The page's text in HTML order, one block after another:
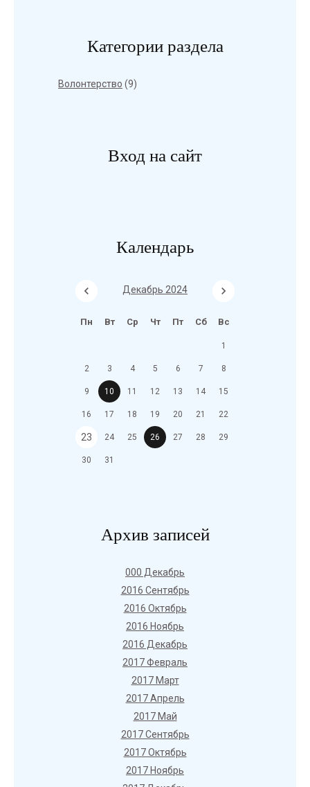
Категории раздела
Волонтерство (9)
Вход на сайт
Календарь
Декабрь 2024
Пн Вт Ср Чт Пт Сб Вс
1
2 3 4 5 6 7 8
9 10 11 12 13 14 15
16 17 18 19 20 21 22
23 24 25 26 27 28 29
30 31
Архив записей
000 Декабрь
2016 Сентябрь
2016 Октябрь
2016 Ноябрь
2016 Декабрь
2017 Февраль
2017 Март
2017 Апрель
2017 Май
2017 Сентябрь
2017 Октябрь
2017 Ноябрь